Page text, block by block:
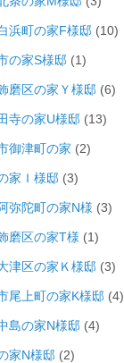
浜町の家F様邸 (10)
の家S様邸 (1)
磨区の家Ｙ様邸 (6)
寺の家U様邸 (13)
御津町の家 (2)
家Ｉ様邸 (3)
弥陀町の家N様 (3)
磨区の家T様 (1)
津区の家Ｋ様邸 (3)
尾上町の家K様邸 (4)
島の家N様邸 (4)
家N様邸 (2)